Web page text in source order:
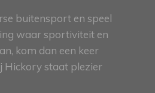
buitensport en speel
waar sportiviteit en
kom dan een keer
Hickory staat plezier